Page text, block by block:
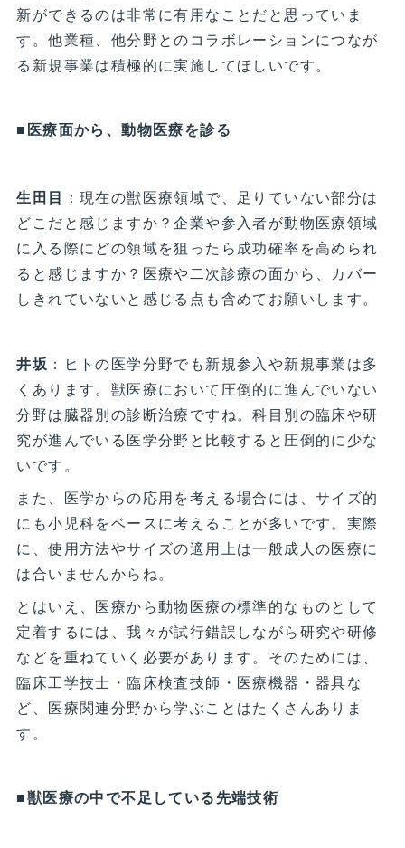
新ができるのは非常に有用なことだと思っていま
す。他業種、他分野とのコラボレーションにつなが
る新規事業は積極的に実施してほしいです。
■医療面から、動物医療を診る
生田目 ：現在の獣医療領域で、足りていない部分は
どこだと感じますか？企業や参入者が動物医療領域
に入る際にどの領域を狙ったら成功確率を高められ
ると感じますか？医療や二次診療の面から、カバー
しきれていないと感じる点も含めてお願いします。
井坂 ：ヒトの医学分野でも新規参入や新規事業は多
くあります。獣医療において圧倒的に進んでいない
分野は臓器別の診断治療ですね。科目別の臨床や研
究が進んでいる医学分野と比較すると圧倒的に少な
いです。
また、医学からの応用を考える場合には、サイズ的
にも小児科をベースに考えることが多いです。実際
に、使用方法やサイズの適用上は一般成人の医療に
は合いませんからね。
とはいえ、医療から動物医療の標準的なものとして
定着するには、我々が試行錯誤しながら研究や研修
などを重ねていく必要があります。そのためには、
臨床工学技士・臨床検査技師・医療機器・器具な
ど、医療関連分野から学ぶことはたくさんありま
す。
■獣医療の中で不足している先端技術